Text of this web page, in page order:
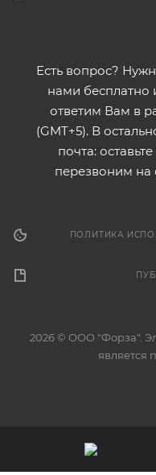
Есть вопрос?
нами бесплатно
ответим Вам в
(GMT+5). В
почта:
перезвоним
ПОЛИТИКА
2026 © ООО "Форза".
является